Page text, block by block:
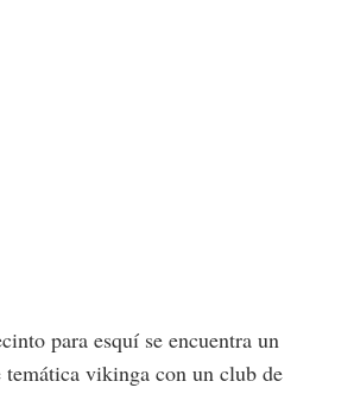
para esquí se encuentra un
temática vikinga con un club de